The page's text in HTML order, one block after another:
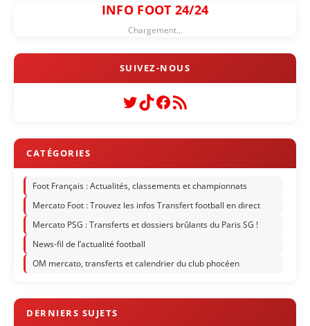
INFO FOOT 24/24
Chargement...
Twitter
TikTok
Facebook
Flux RSS
Foot Français : Actualités, classements et championnats
Mercato Foot : Trouvez les infos Transfert football en direct
Mercato PSG : Transferts et dossiers brûlants du Paris SG !
News-fil de l’actualité football
OM mercato, transferts et calendrier du club phocéen